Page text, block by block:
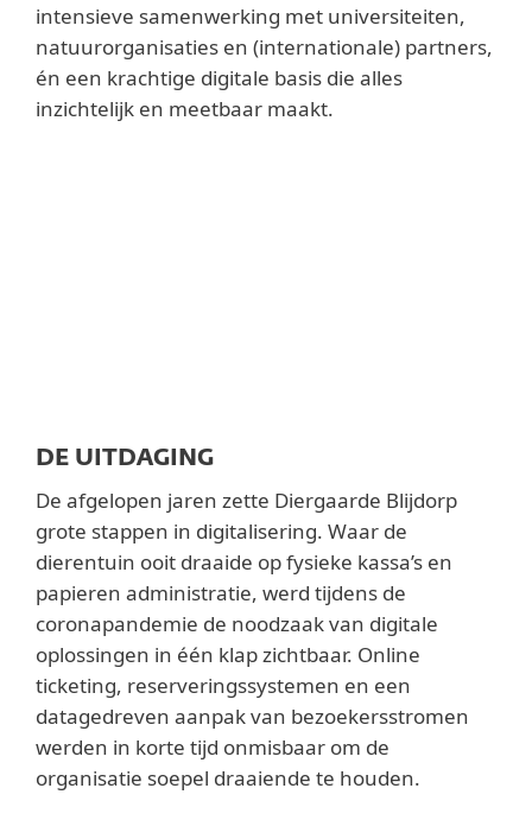
intensieve samenwerking met universiteiten,
natuurorganisaties en (internationale) partners,
én een krachtige digitale basis die alles
inzichtelijk en meetbaar maakt.
DE UITDAGING
De afgelopen jaren zette Diergaarde Blijdorp
grote stappen in digitalisering. Waar de
dierentuin ooit draaide op fysieke kassa’s en
papieren administratie, werd tijdens de
coronapandemie de noodzaak van digitale
oplossingen in één klap zichtbaar. Online
ticketing, reserveringssystemen en een
datagedreven aanpak van bezoekersstromen
werden in korte tijd onmisbaar om de
organisatie soepel draaiende te houden.